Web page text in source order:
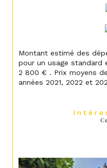
Montant estimé des
pour un usage
2 800 € . Prix moyens
années 2021, 2022 et